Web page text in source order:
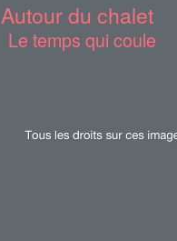
Autour du chalet
Le temps qui coule